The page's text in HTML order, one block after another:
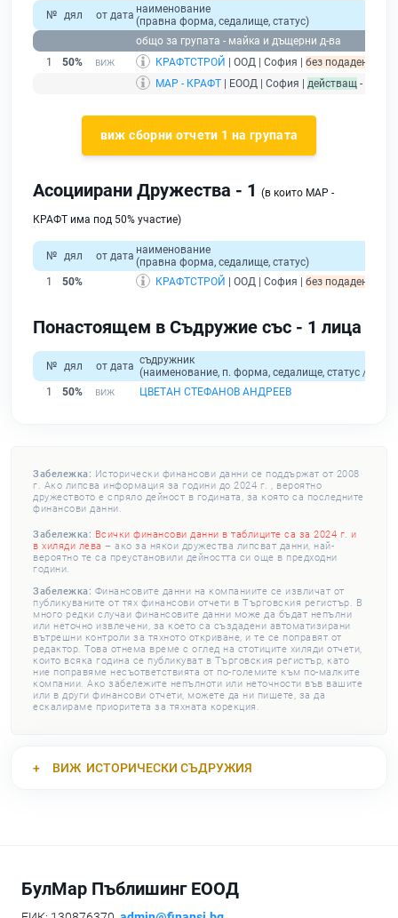
№ дял от дата наименование
(правна форма, седалище, статус)
общо за групата - майка и дъщерни д-ва
1
50% КРАФТСТРОЙ | ООД | София | без подаден
МАР - КРАФТ | ЕООД | София | действащ -
виж сборни отчети 1 на групата
Асоциирани Дружества - 1 (в които МАР -
КРАФТ има под 50% участие)
№ дял от дата наименование
(правна форма, седалище, статус)
1
50% КРАФТСТРОЙ | ООД | София | без подаден
Понастоящем в Съдружие със - 1 лица
№ дял от дата съдружник
(наименование, п. форма, седалище, статус /
1
50% ЦВЕТАН СТЕФАНОВ АНДРЕЕВ
Забележка: Исторически финансови данни се поддържат от 2008
г. Ако липсва информация за години до 2024 г. , вероятно
дружеството е спряло дейност в годината, за която са последните
финансови данни.
Забележка: Всички финансови данни в таблиците са за 2024 г. и
в хиляди лева – ако за някои дружества липсват данни, най-
вероятно те са преустановили дейността си още в предходни
години.
Забележка: Финансовите данни на компаниите се извличат от
публикуваните от тях финансови отчети в Търговския регистър. В
много редки случаи финансовите данни може да бъдат непълни
или неточно извлечени, за което са създадени автоматизирани
вътрешни контроли за тяхното откриване, и те се поправят от
редактор. Това отнема време с оглед на стотиците хиляди отчети,
които всяка година се публикуват в Търговския регистър, като
ние поправяме несъответствията от по-големите към по-малките
компании. Ако забележите непълноти или неточности във вашите
или в други финансови отчети, можете да ни пишете, за да
ескалираме приоритета за тяхната корекция.
ВИЖ ИСТОРИЧЕСКИ СЪДРУЖИЯ
БулМар Пъблишинг ЕООД